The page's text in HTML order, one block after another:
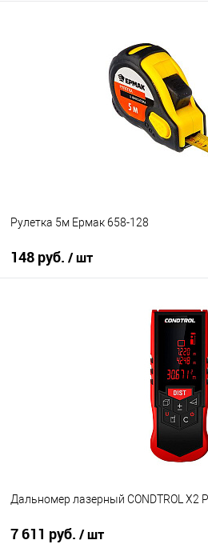
Рулетка 5м Ермак 658-128
148 руб. / шт
Дальномер лазерный CONDTROL X2
7 611 руб. / шт